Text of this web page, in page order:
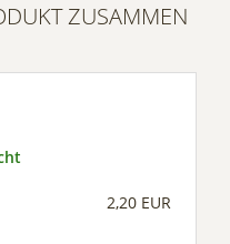
ZUSAMMEN
2,20 EUR